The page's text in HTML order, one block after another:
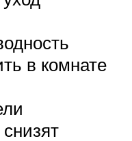
в комнате